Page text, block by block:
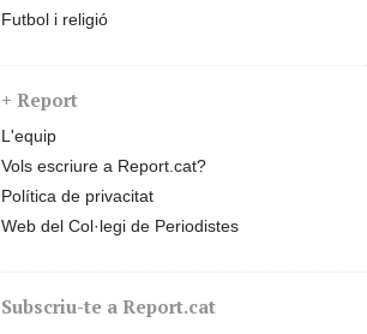
Futbol i religió
+ Report
L'equip
Vols escriure a Report.cat?
Política de privacitat
Web del Col·legi de Periodistes
Subscriu-te a Report.cat